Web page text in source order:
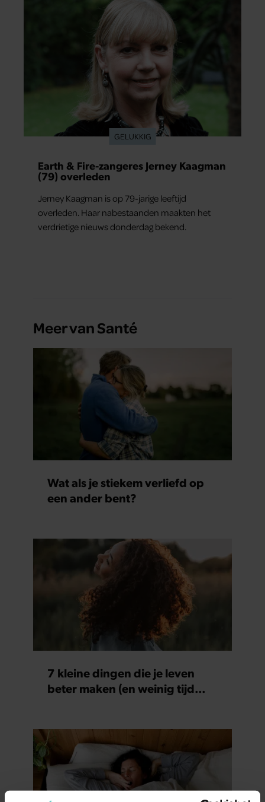
GELUKKIG
Earth & Fire-zangeres Jerney Kaagman
(79) overleden
Jerney Kaagman is op 79-jarige leeftijd
overleden. Haar nabestaanden maakten het
verdrietige nieuws donderdag bekend.
Meer van Santé
Wat als je stiekem verliefd op
een ander bent?
7 kleine dingen die je leven
beter maken (en weinig tijd